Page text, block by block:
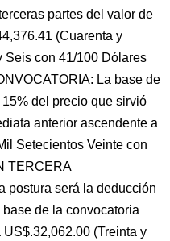
partes del valor de
(Cuarenta y
Seis con 41/100 Dólares
La base de
del precio que sirvió
anterior ascendente a
Setecientos Veinte con
TERCERA
postura será la deducción
de la convocatoria
(Treinta y